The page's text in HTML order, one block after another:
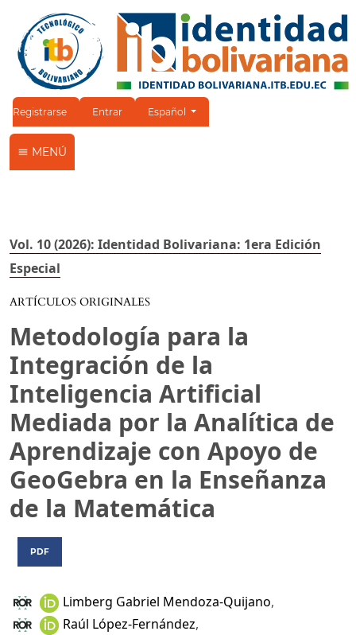
Registrarse Entrar Cambiar el idioma. El idioma actual es:
Español
MENÚ
Vol. 10 (2026): Identidad Bolivariana: 1era Edición
Especial
ARTÍCULOS ORIGINALES
Metodología para la
Integración de la
Inteligencia Artificial
Mediada por la Analítica de
Aprendizaje con Apoyo de
GeoGebra en la Enseñanza
de la Matemática
PDF
Limberg Gabriel Mendoza-Quijano,
Raúl López-Fernández,